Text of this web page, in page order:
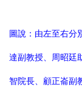
圖說：由左至右分
達副教授、周昭廷
智院長、顧正崙副